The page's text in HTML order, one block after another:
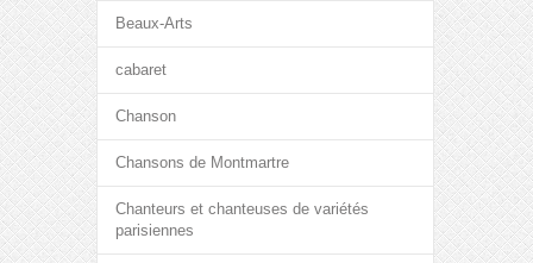
Beaux-Arts
cabaret
Chanson
Chansons de Montmartre
Chanteurs et chanteuses de variétés
parisiennes